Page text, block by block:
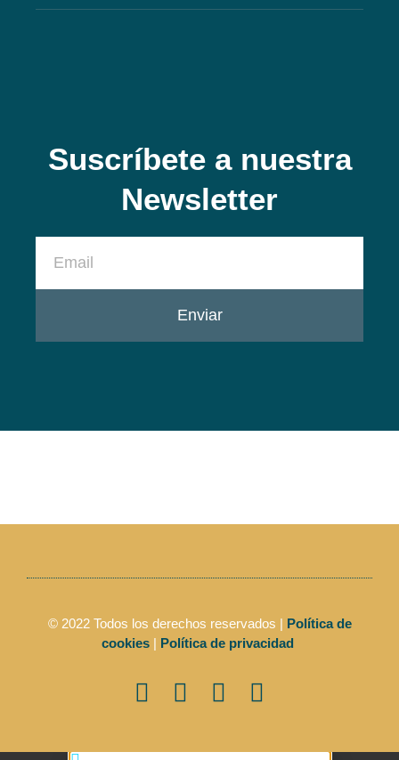
Suscríbete a nuestra
Newsletter
Enviar
© 2022 Todos los derechos reservados | Política de
cookies | Política de privacidad